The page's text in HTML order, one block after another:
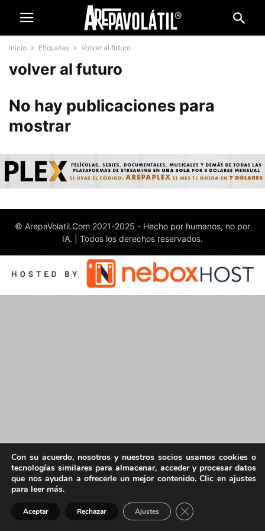
Inicio Etiquetas Volver al futuro
volver al futuro
No hay publicaciones para
mostrar
© ArepaVolatil.Com 2021-2025 - Hecho por humanos, no por
IA. | Todos los derechos reservados.
Con su acuerdo, nosotros y nuestros socios usamos cookies o
tecnologías similares para almacenar, acceder y procesar datos
que nos ayudan a ofrecerle un mejor contenido. Clic en ajustes
para leer más.
Aceptar Rechazar Ajustes Cerrar el banner de